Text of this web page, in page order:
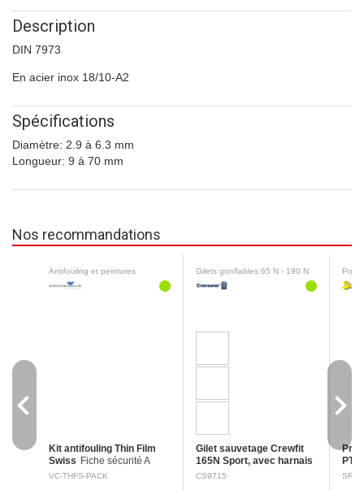
Description
DIN 7973
En acier inox 18/10-A2
Spécifications
Diamètre: 2.9 à 6.3 mm
Longueur: 9 à 70 mm
Nos recommandations
Antifouling et peintures
Kit antifouling Thin Film
Swiss Fiche sécurité A
Utilisez les biocides avec
VC-THFS-PACK
Gilets gonflables 65 N - 190 N
Gilet sauvetage Crewfit
165N Sport, avec harnais
Le gilet de sauvetage
CS9715
de
navigate_before navigate_next